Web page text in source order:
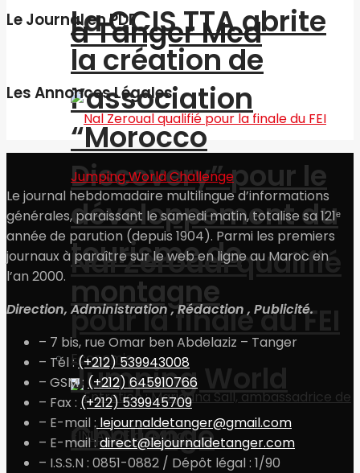
La CCIS TTA abrite
la création de
l’association
“Morocco
Discovery” pour le
développement du
tourisme de
montagne
Economie
à Tanger Med
Nal Zeroual qualifié
pour la finale du FEI
Jumping World
Challenge
Le Journal en PDF
Les Annonces Légales
Le journal hebdomadaire multilingue d’informations
générales, paraissant le samedi matin, totalise sa 121ᵉ
année de parution (depuis 1904). Parmi les premiers
journaux à paraître sur le web en ligne au Maroc en
l’an 2000.
Direction, Administration , Rédaction , Publicité.
– 7 bis, rue Omar ben Abdelaziz – Tanger
– Tél :(+212) 539943008
– GSM : (+212) 645910766
– Fax : (+212) 539945709
– E-mail : lejournaldetanger@gmail.com
– E-mail :direct@lejournaldetanger.com
– I.S.S.N : 0851-0882 / Dépôt légal : 1/90